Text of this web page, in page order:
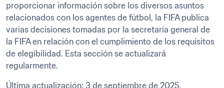
proporcionar información sobre los diversos asuntos
relacionados con los agentes de fútbol, la FIFA publica
varias decisiones tomadas por la secretaría general de
la FIFA en relación con el cumplimiento de los requisitos
de elegibilidad. Esta sección se actualizará
regularmente.
Última actualización: 3 de septiembre de 2025.